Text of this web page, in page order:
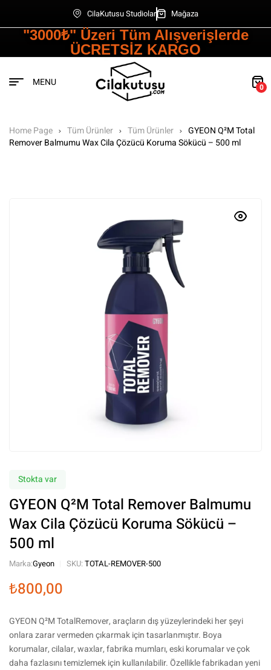
CilaKutusu Studiolar Mağaza
"3000₺" Üzeri Tüm Alışverişlerde
ÜCRETSİZ KARGO
MENU 0
Home Page Tüm Ürünler Tüm Ürünler
GYEON Q²M Total
Remover Balmumu Wax Cila Çözücü Koruma Sökücü – 500 ml
Stokta var
GYEON Q²M Total Remover Balmumu
Wax Cila Çözücü Koruma Sökücü –
500 ml
Marka:Gyeon SKU: TOTAL-REMOVER-500
₺800,00
GYEON Q²M TotalRemover, araçların dış yüzeylerindeki her şeyi
onlara zarar vermeden çıkarmak için tasarlanmıştır. Boya
korumalar, cilalar, waxlar, fabrika mumları, eski korumalar ve çok
daha fazlasını temizlemek için kullanılabilir. Özellikle fabrikadan yeni